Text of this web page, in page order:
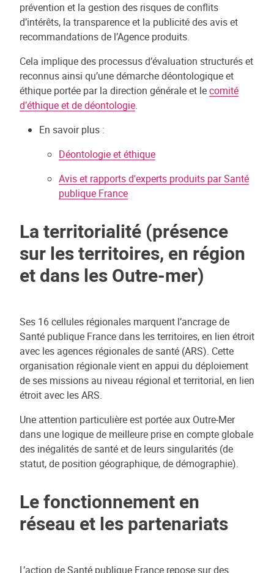
prévention et la gestion des risques de conflits
d’intérêts, la transparence et la publicité des avis et
recommandations de l’Agence produits.
Cela implique des processus d’évaluation structurés et
reconnus ainsi qu’une démarche déontologique et
éthique portée par la direction générale et lecomité
d’éthique et de déontologie.
En savoir plus :
Déontologie et éthique
Avis et rapports d'experts produits par Santé
publique France
La territorialité (présence
sur les territoires, en région
et dans les Outre-mer)
Ses 16 cellules régionales marquent l’ancrage de
Santé publique France dans les territoires, en lien étroit
avec les agences régionales de santé (ARS). Cette
organisation régionale vient en appui du déploiement
de ses missions au niveau régional et territorial, en lien
étroit avec les ARS.
Une attention particulière est portée aux Outre-Mer
dans une logique de meilleure prise en compte globale
des inégalités de santé et de leurs singularités (de
statut, de position géographique, de démographie).
Le fonctionnement en
réseau et les partenariats
L’action de Santé publique France repose sur des